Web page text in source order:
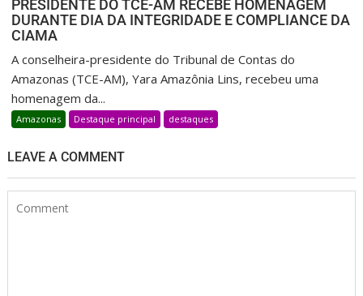
PRESIDENTE DO TCE-AM RECEBE HOMENAGEM
DURANTE DIA DA INTEGRIDADE E COMPLIANCE DA
CIAMA
A conselheira-presidente do Tribunal de Contas do
Amazonas (TCE-AM), Yara Amazônia Lins, recebeu uma
homenagem da...
Amazonas Destaque principal destaques
LEAVE A COMMENT